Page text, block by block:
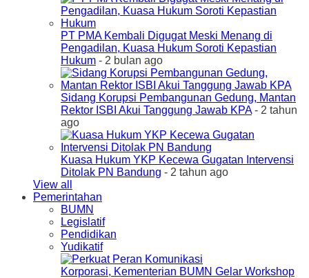
PT PMA Kembali Digugat Meski Menang di
Pengadilan, Kuasa Hukum Soroti Kepastian
Hukum - 2 bulan ago
Sidang Korupsi Pembangunan Gedung, Mantan
Rektor ISBI Akui Tanggung Jawab KPA- 2 tahun
ago
Kuasa Hukum YKP Kecewa Gugatan Intervensi
Ditolak PN Bandung - 2 tahun ago
View all
Pemerintahan
BUMN
Legislatif
Pendidikan
Yudikatif